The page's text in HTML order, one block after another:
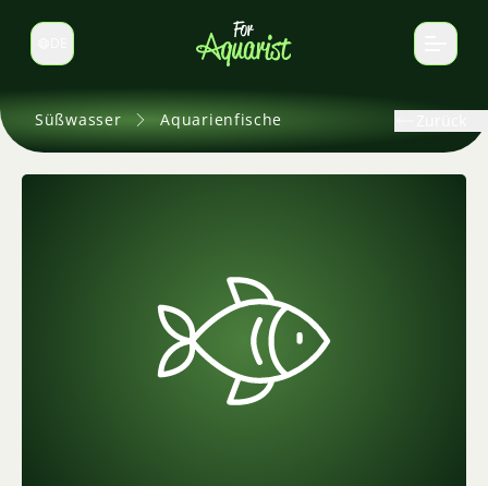
Sprache wechseln
Süßwasser Aquarienfische